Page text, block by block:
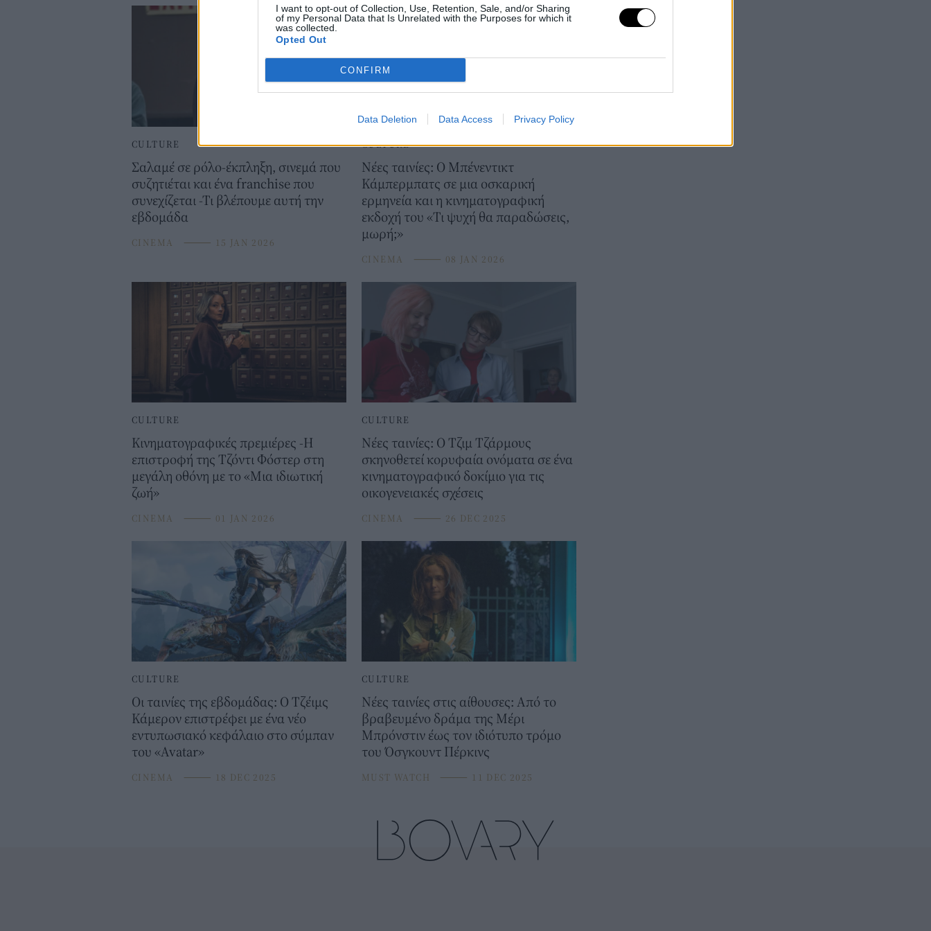
I want to opt-out of Collection, Use, Retention, Sale, and/or Sharing
of my Personal Data that Is Unrelated with the Purposes for which it
was collected.
Opted Out
CONFIRM
Data Deletion Data Access Privacy Policy
CULTURE
Σαλαμέ σε ρόλο-έκπληξη, σινεμά που
συζητιέται και ένα franchise που
συνεχίζεται -Τι βλέπουμε αυτή την
εβδομάδα
CINEMA ⸻ 15 JAN 2026
CULTURE
Νέες ταινίες: Ο Μπένεντικτ
Κάμπερμπατς σε μια οσκαρική
ερμηνεία και η κινηματογραφική
εκδοχή του «Τι ψυχή θα παραδώσεις,
μωρή;»
CINEMA ⸻ 08 JAN 2026
CULTURE
Κινηματογραφικές πρεμιέρες -Η
επιστροφή της Τζόντι Φόστερ στη
μεγάλη οθόνη με το «Μια ιδιωτική
ζωή»
CINEMA ⸻ 01 JAN 2026
CULTURE
Νέες ταινίες: Ο Τζιμ Τζάρμους
σκηνοθετεί κορυφαία ονόματα σε ένα
κινηματογραφικό δοκίμιο για τις
οικογενειακές σχέσεις
CINEMA ⸻ 26 DEC 2025
CULTURE
Οι ταινίες της εβδομάδας: Ο Τζέιμς
Κάμερον επιστρέφει με ένα νέο
εντυπωσιακό κεφάλαιο στο σύμπαν
του «Avatar»
CINEMA ⸻ 18 DEC 2025
CULTURE
Νέες ταινίες στις αίθουσες: Από το
βραβευμένο δράμα της Μέρι
Μπρόνστιν έως τον ιδιότυπο τρόμο
του Όσγκουντ Πέρκινς
MUST WATCH ⸻ 11 DEC 2025